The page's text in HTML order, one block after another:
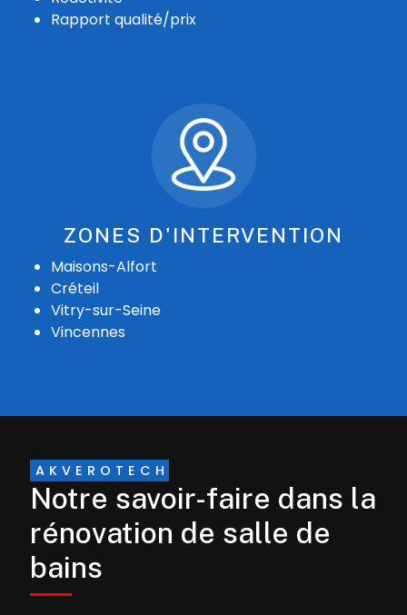
Rapport qualité/prix
ZONES D'INTERVENTION
Maisons-Alfort
Créteil
Vitry-sur-Seine
Vincennes
AKVEROTECH
Notre savoir-faire dans la
rénovation de salle de
bains